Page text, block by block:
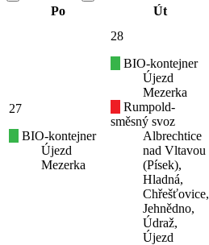
Po
Út
27
BIO-kontejner
Újezd
Mezerka
28
BIO-kontejner
Újezd
Mezerka
Rumpold-
směsný svoz
Albrechtice
nad Vltavou
(Písek),
Hladná,
Chřešťovice,
Jehnědno,
Údraž,
Újezd